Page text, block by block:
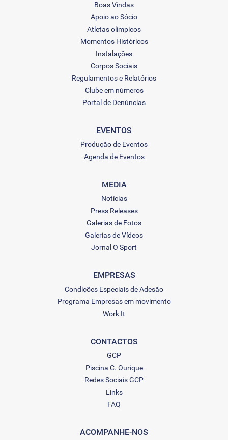
Boas Vindas
Apoio ao Sócio
Atletas olímpicos
Momentos Históricos
Instalações
Corpos Sociais
Regulamentos e Relatórios
Clube em números
Portal de Denúncias
EVENTOS
Produção de Eventos
Agenda de Eventos
MEDIA
Notícias
Press Releases
Galerias de Fotos
Galerias de Vídeos
Jornal O Sport
EMPRESAS
Condições Especiais de Adesão
Programa Empresas em movimento
Work It
CONTACTOS
GCP
Piscina C. Ourique
Redes Sociais GCP
Links
FAQ
ACOMPANHE-NOS